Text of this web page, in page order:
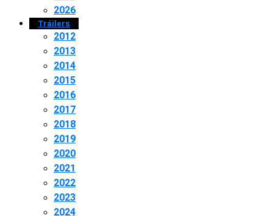
2026
Tráilers
2012
2013
2014
2015
2016
2017
2018
2019
2020
2021
2022
2023
2024